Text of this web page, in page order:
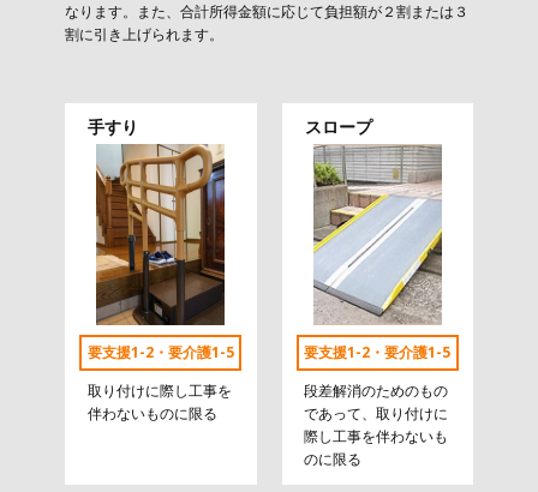
なります。また、合計所得金額に応じて負担額が２割または３
割に引き上げられます。
手すり
要支援1-2・要介護1-5
取り付けに際し工事を
伴わないものに限る
スロープ
要支援1-2・要介護1-5
段差解消のためのもの
であって、取り付けに
際し工事を伴わないも
のに限る